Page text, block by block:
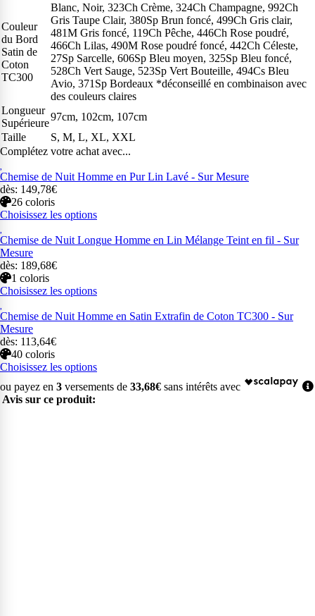
Couleur
du Bord
Satin de
Coton
TC300
Blanc, Noir, 323Ch Crème, 324Ch Champagne, 992Ch
Gris Taupe Clair, 380Sp Brun foncé, 499Ch Gris clair,
481M Gris foncé, 119Ch Pêche, 446Ch Rose poudré,
466Ch Lilas, 490M Rose poudré foncé, 442Ch Céleste,
27Sp Sarcelle, 606Sp Bleu moyen, 325Sp Bleu foncé,
528Ch Vert Sauge, 523Sp Vert Bouteille, 494Cs Bleu
Avio, 371Sp Bordeaux *déconseillé en combinaison avec
des couleurs claires
Longueur
Supérieure
97cm, 102cm, 107cm
Taille
S, M, L, XL, XXL
Complétez votre achat avec...
Chemise de Nuit Homme en Pur Lin Lavé - Sur Mesure
dès: 149,78€
26 coloris
Choisissez les options
Chemise de Nuit Longue Homme en Lin Mélange Teint en fil - Sur
Mesure
dès: 189,68€
1 coloris
Choisissez les options
Chemise de Nuit Homme en Satin Extrafin de Coton TC300 - Sur
Mesure
dès: 113,64€
40 coloris
Choisissez les options
ou payez en 3 versements de 33,68€ sans intérêts avec
Avis sur ce produit: